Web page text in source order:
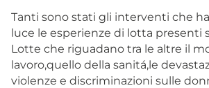
Tanti sono stati gli interventi che
luce le esperienze di lotta presenti
Lotte che riguadano tra le altre il
lavoro,quello della sanitá,le
violenze e discriminazioni sulle